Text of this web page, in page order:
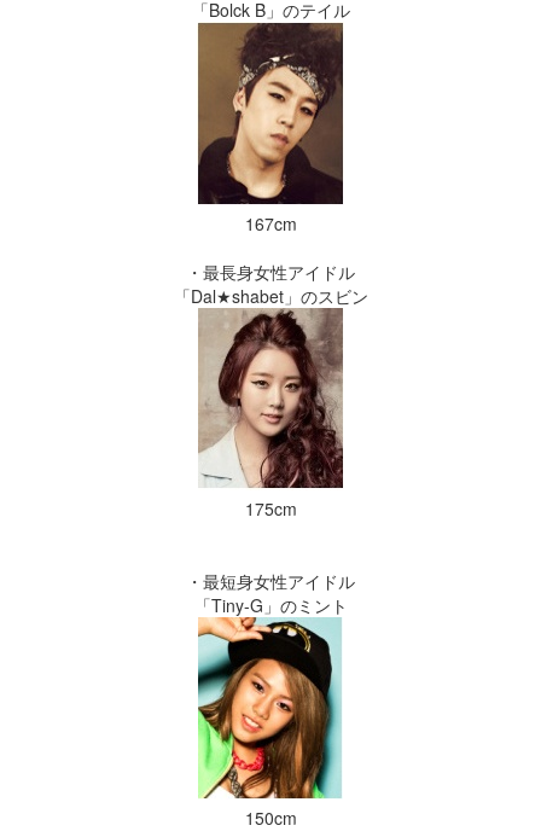
「Bolck B」のテイル
167cm
・最長身女性アイドル
「Dal★shabet」のスビン
175cm
・最短身女性アイドル
「Tiny-G」のミント
150cm